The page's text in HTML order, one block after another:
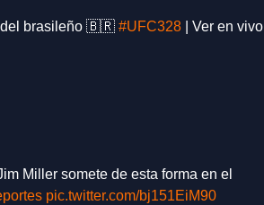
del brasileño 🇧🇷 #UFC328 | Ver en vivo
Miller somete de esta forma en el
pic.twitter.com/bj151EiM90